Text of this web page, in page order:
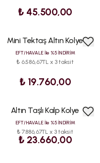
₺ 45.500,00
Mini Tektaş Altın Kolye
EFT/HAVALE İle %5 İNDİRİM
₺ 6.586,67TL x 3 taksit
₺ 19.760,00
Altın Taşlı Kalp Kolye
EFT/HAVALE İle %5 İNDİRİM
₺ 7.886,67TL x 3 taksit
₺ 23.660,00